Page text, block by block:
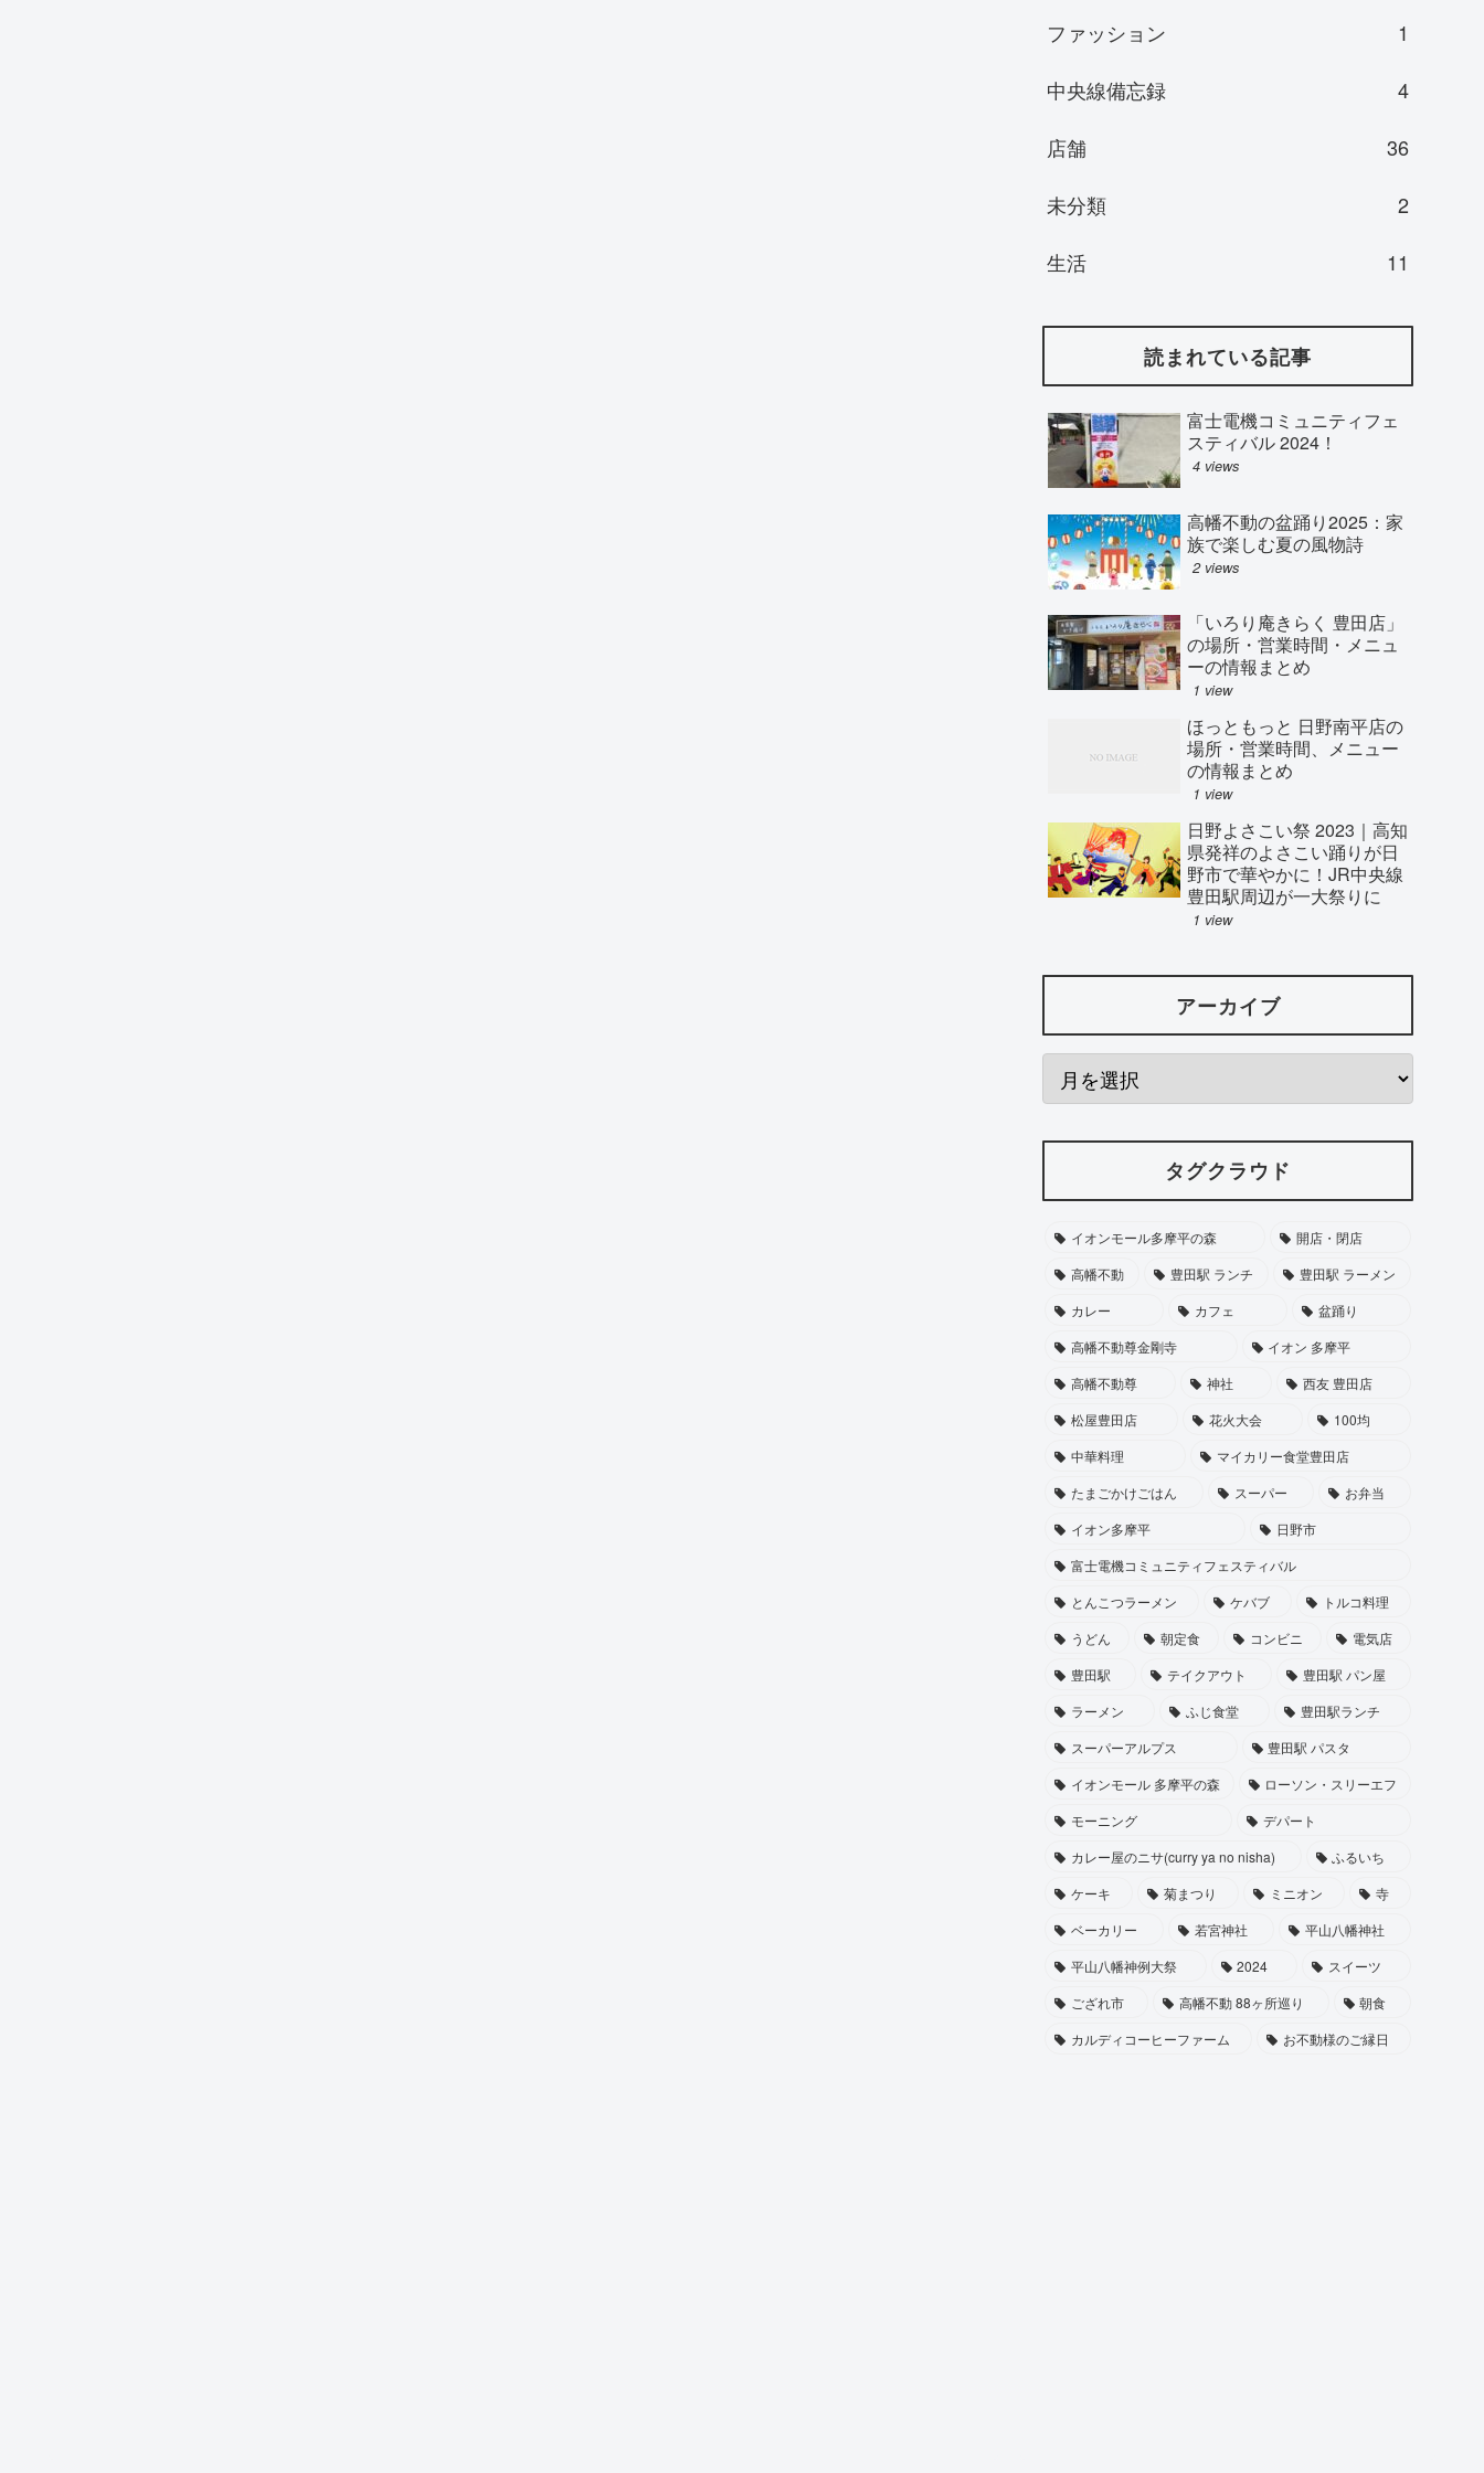
ファッション
1
中央線備忘録
4
店舗
36
未分類
2
生活
11
読まれている記事
富士電機コミュニティフェ
スティバル 2024！
4 views
高幡不動の盆踊り2025：家
族で楽しむ夏の風物詩
2 views
「いろり庵きらく 豊田店」
の場所・営業時間・メニュ
ーの情報まとめ
1 view
ほっともっと 日野南平店の
場所・営業時間、メニュー
の情報まとめ
1 view
日野よさこい祭 2023｜高知
県発祥のよさこい踊りが日
野市で華やかに！JR中央線
豊田駅周辺が一大祭りに
1 view
アーカイブ
タグクラウド
イオンモール多摩平の森
開店・閉店
高幡不動
豊田駅 ランチ
豊田駅 ラーメン
カレー
カフェ
盆踊り
高幡不動尊金剛寺
イオン 多摩平
高幡不動尊
神社
西友 豊田店
松屋豊田店
花火大会
100均
中華料理
マイカリー食堂豊田店
たまごかけごはん
スーパー
お弁当
イオン多摩平
日野市
富士電機コミュニティフェスティバル
とんこつラーメン
ケバブ
トルコ料理
うどん
朝定食 コンビニ
電気店
豊田駅
テイクアウト
豊田駅 パン屋
ラーメン
ふじ食堂
豊田駅ランチ
スーパーアルプス
豊田駅 パスタ
イオンモール 多摩平の森
ローソン・スリーエフ
モーニング
デパート
カレー屋のニサ(curry ya no nisha)
ふるいち
ケーキ
菊まつり ミニオン
寺
ベーカリー
若宮神社
平山八幡神社
平山八幡神例大祭
2024
スイーツ
ござれ市
高幡不動 88ヶ所巡り
朝食
カルディコーヒーファーム
お不動様のご縁日